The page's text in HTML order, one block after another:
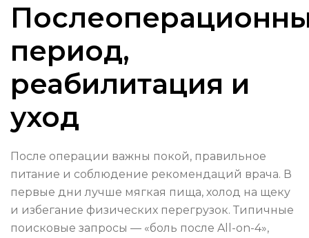
период,
реабилитация и
уход
После операции важны покой, правильное
питание и соблюдение рекомендаций врача. В
первые дни лучше мягкая пища, холод на щеку
и избегание физических перегрузок. Типичные
поисковые запросы — «боль после All-on-4»,